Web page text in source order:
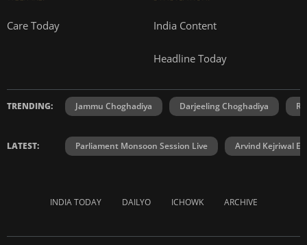
Care Today India Content
Headline Today
TRENDING: Jammu Choghadiya Darjeeling Choghadiya
LATEST: Parliament Monsoon Session Live Arvind Kejriwal
INDIA TODAY DAILYO ICHOWK ARCHIVE